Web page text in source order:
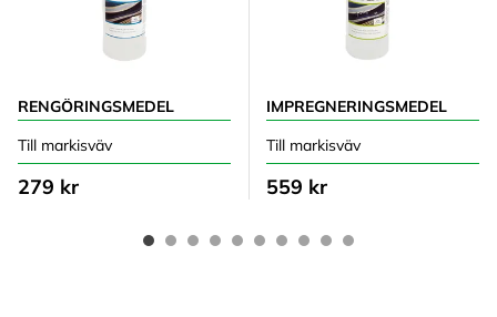
RENGÖRINGSMEDEL
Till markisväv
279 kr
IMPREGNERINGSMEDEL
Till markisväv
559 kr